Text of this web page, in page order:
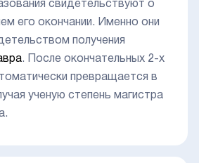
свидетельствуют о
его окончании. Именно они
получения
. После окончательных 2-х
превращается в
ученую степень магистра